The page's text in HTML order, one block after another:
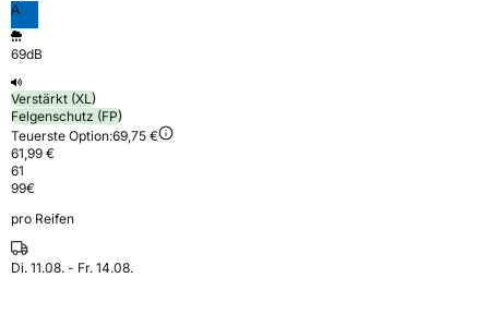
A
69dB
Verstärkt (XL)
Felgenschutz (FP)
Teuerste Option:69,75 €
61,99 €
61
99€
pro Reifen
Di. 11.08. - Fr. 14.08.